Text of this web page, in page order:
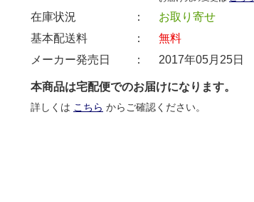
在庫状況 ：
お取り寄せ
基本配送料 ：
無料
メーカー発売日 ：
2017年05月25日
本商品は宅配便でのお届けになります。
詳しくは こちら からご確認ください。